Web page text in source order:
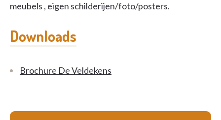
meubels , eigen schilderijen/foto/posters.
Downloads
Brochure De Veldekens